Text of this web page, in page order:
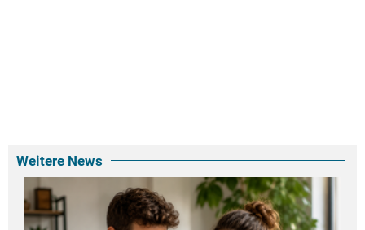
Weitere News